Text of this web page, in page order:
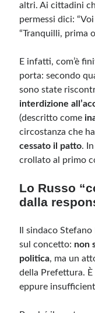
altri. Ai cittadini
permessi dici:
“Tranquilli, prima
E infatti, com’è
porta: secondo
sono state
interdizione
(descritto come
circostanza che
cessato il patto.
crollato al primo
Lo Russo
dalla
Il sindaco
sul concetto: non
politica, ma un
della Prefettura.
eppure